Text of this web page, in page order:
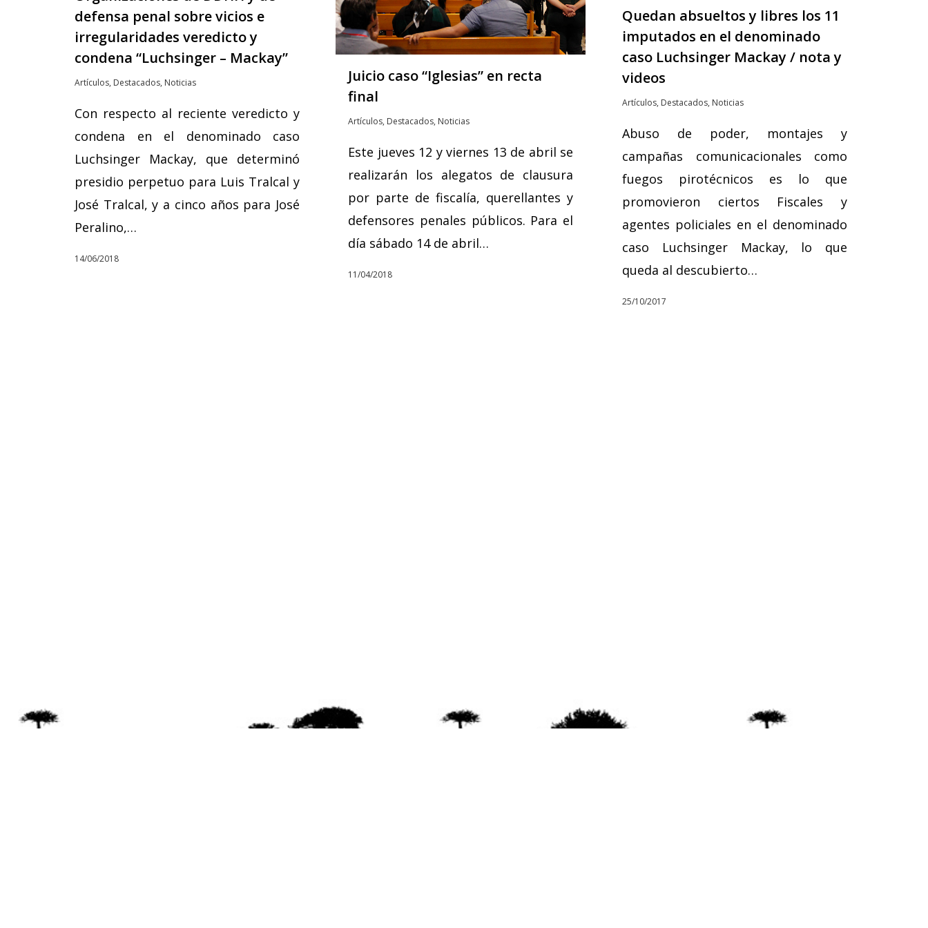
defensa penal sobre vicios e
irregularidades veredicto y
condena “Luchsinger – Mackay”
Artículos, Destacados, Noticias
Con respecto al reciente veredicto y
condena en el denominado caso
Luchsinger Mackay, que determinó
presidio perpetuo para Luis Tralcal y
José Tralcal, y a cinco años para José
Peralino,…
14/06/2018
Juicio caso “Iglesias” en recta
final
Artículos, Destacados, Noticias
Este jueves 12 y viernes 13 de abril se
realizarán los alegatos de clausura
por parte de fiscalía, querellantes y
defensores penales públicos. Para el
día sábado 14 de abril…
11/04/2018
Quedan absueltos y libres los 11
imputados en el denominado
caso Luchsinger Mackay / nota y
videos
Artículos, Destacados, Noticias
Abuso de poder, montajes y
campañas comunicacionales como
fuegos pirotécnicos es lo que
promovieron ciertos Fiscales y
agentes policiales en el denominado
caso Luchsinger Mackay, lo que
queda al descubierto…
25/10/2017